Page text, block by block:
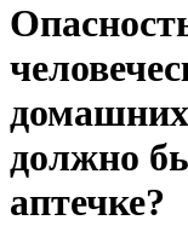
должно
аптечке?